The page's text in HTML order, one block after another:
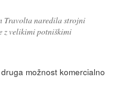
Travolta naredila strojni
z velikimi potniškimi
možnost komercialno